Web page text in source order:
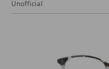
Unofficial